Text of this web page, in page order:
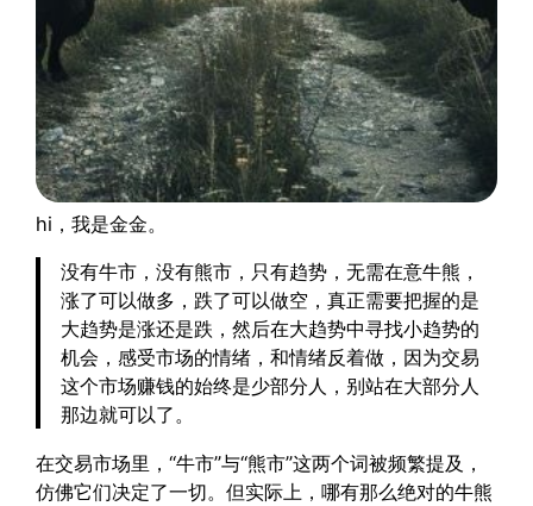
hi，我是金金。
没有牛市，没有熊市，只有趋势，无需在意牛熊，
涨了可以做多，跌了可以做空，真正需要把握的是
大趋势是涨还是跌，然后在大趋势中寻找小趋势的
机会，感受市场的情绪，和情绪反着做，因为交易
这个市场赚钱的始终是少部分人，别站在大部分人
那边就可以了。
在交易市场里，“牛市”与“熊市”这两个词被频繁提及，
仿佛它们决定了一切。但实际上，哪有那么绝对的牛熊